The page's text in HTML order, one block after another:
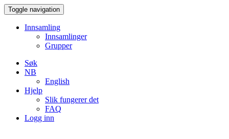
Toggle navigation
Innsamling
Innsamlinger
Grupper
Søk
NB
English
Hjelp
Slik fungerer det
FAQ
Logg inn